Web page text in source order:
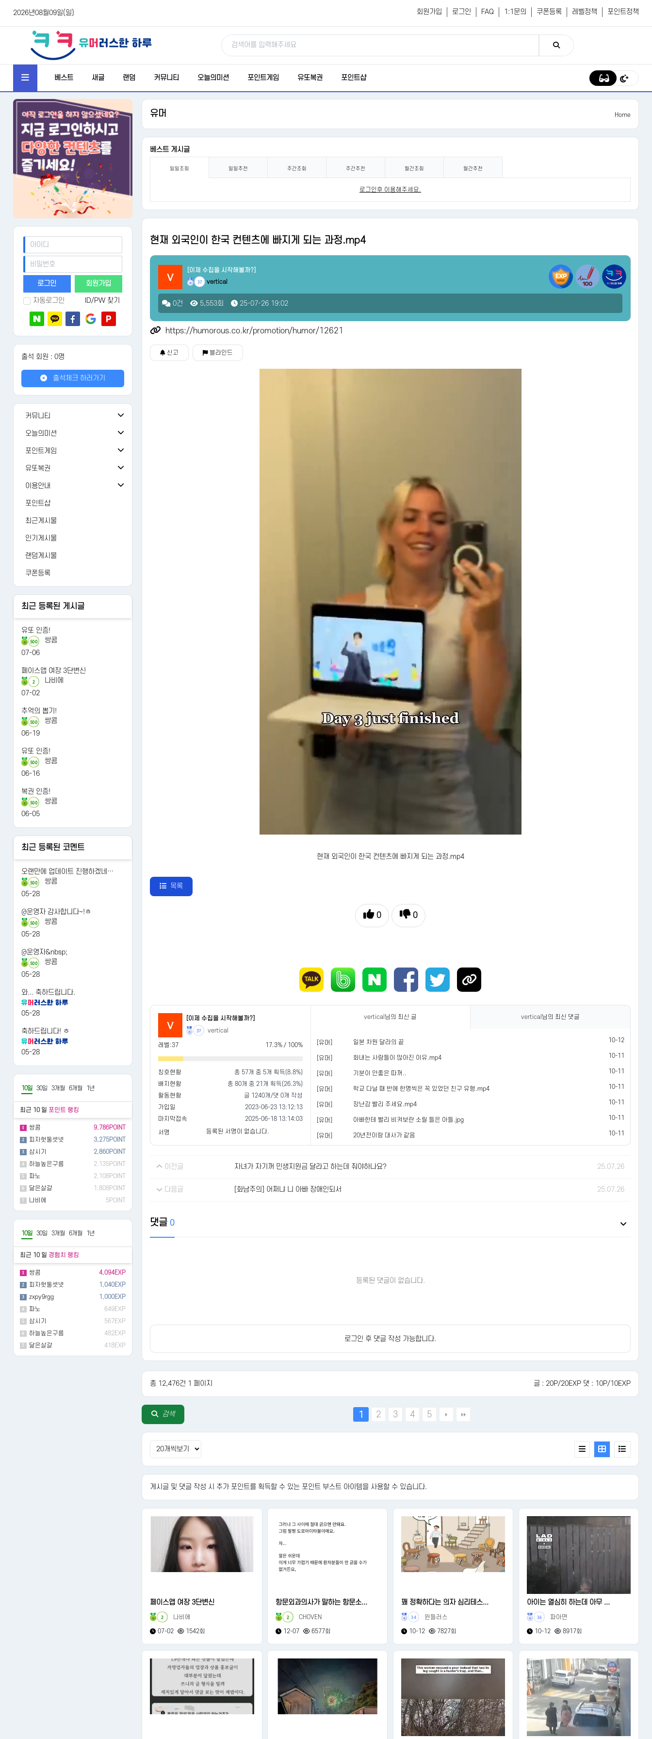
2026년08월09일(일) 회원가입 로그인 FAQ 1:1문의 쿠폰등록 레벨정책 포인트정책
베스트 새글 랜덤 커뮤니티 오늘의미션 포인트게임 유또복권 포인트샵
회원가입
자동로그인 ID/PW 찾기
출석 회원 : 0명
출석체크 하러가기
커뮤니티
공지사항
버그/건의
가입인사
자유게시판
유머
AI 갤러리
연예인
오늘의미션
오늘의 출석
오늘의 미션
추억의 뽑기
오늘의 룰렛
오늘의 복권
오늘의 카트
오늘의 로또
포인트게임
검 강화
주사위
주사위ver-2
가위바위보
사다리홀짝
사다리게임
유또복권
유또복권
내 유또
당첨번호
수동등록
당첨조회
당첨분석
이용안내
FAQ
1:1문의
레벨정책
포인트정책
이용약관
개인정보처리방침
포인트샵
최근게시물
인기게시물
랜덤게시물
쿠폰등록
최근 등록된 게시글
유또 인증!
500
쌍콤
07-06
페이스앱 여장 3단변신
2
나비에
07-02
추억의 뽑기!
500
쌍콤
06-19
유또 인증!
500
쌍콤
06-16
복권 인증!
500
쌍콤
06-05
최근 등록된 코멘트
오랜만에 업데이트 진행하겠네…
500
쌍콤
05-28
@운영자 감사합니다~!ㅎ
500
쌍콤
05-28
@운영자&nbsp;
500
쌍콤
05-28
와... 축하드립니다.
05-28
축하드립니다! ㅎ
05-28
10일 30일 3개월 6개월 1년
최근 10 일 포인트 랭킹
1 쌍콤 9,786POINT
2 피자헛둘셋넷 3,275POINT
3 삼시기 2,860POINT
4 하늘높은구름 2,135POINT
5 파노 2,108POINT
6 닮은살걀 1,808POINT
7 나비에 5POINT
10일 30일 3개월 6개월 1년
최근 10 일 경험치 랭킹
1 쌍콤 4,094EXP
2 피자헛둘셋넷 1,040EXP
3 zxpy9rgg 1,000EXP
4 파노 649EXP
5 삼시기 567EXP
6 하늘높은구름 482EXP
7 닮은살걀 418EXP
유머 Home
베스트 게시글
일일조회 일일추천 주간조회 주간추천 월간조회 월간추천
로그인후 이용해주세요.
현재 외국인이 한국 컨텐츠에 빠지게 되는 과정.mp4
v [이제 수집을 시작해볼까?]
37 vertical
0건 5,553회 25-07-26 19:02
https://humorous.co.kr/promotion/humor/12621
신고 블라인드
현재 외국인이 한국 컨텐츠에 빠지게 되는 과정.mp4
목록
0 0
v
[이제 수집을 시작해볼까?]
37 vertical
레벨:37 17.3% / 100%
칭호현황
총 57개 중 5개 획득(8.8%)
배지현황
총 80개 중 21개 획득(26.3%)
활동현황
글 1240개/댓 0개 작성
가입일
2023-06-23 13:12:13
마지막접속
2025-06-18 13:14:03
서명
등록된 서명이 없습니다.
vertical 님의 최신 글 vertical 님의 최신 댓글
[유머] 일본 차원 달라의 끝 10-12
[유머] 화내는 사람들이 많아진 이유.mp4 10-11
[유머] 기분이 안좋은 따꺼.. 10-11
[유머] 학교 다닐 때 반에 한명씩은 꼭 있었던 친구 유형.mp4 10-11
[유머] 장난감 빨리 주세요.mp4 10-11
[유머] 아빠한테 빨리 비켜보란 소릴 들은 아들.jpg 10-11
[유머] 20년전이랑 대사가 같음 10-11
이전글 자녀가 자기꺼 민생지원금 달라고 하는데 줘야하나요? 25.07.26
다음글 [화남주의] 어쩌냐 니 아빠 장애인되서 25.07.26
댓글0
등록된 댓글이 없습니다.
로그인 후 댓글 작성 가능합니다.
총 12,476건 1 페이지 글 : 20P/20EXP 댓 : 10P/10EXP
검색 1 2 3 4 5
게시글 및 댓글 작성 시 추가 포인트를 획득할 수 있는 포인트 부스트 아이템을 사용할 수 있습니다.
페이스앱 여장 3단변신
2 나비에
07-02 1542회
항문외과의사가 말하는 항문소...
2 CHOVEN
12-07 6577회
꽤 정확하다는 의자 심리테스...
34 윈들러스
10-12 7827회
아이는 열심히 하는데 아무 ...
36 파아면
10-12 8917회